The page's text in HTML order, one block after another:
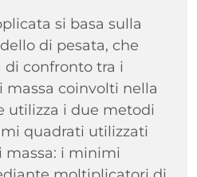
si basa sulla
di pesata, che
di confronto tra i
coinvolti nella
utilizza i due metodi
quadrati utilizzati
massa: i minimi